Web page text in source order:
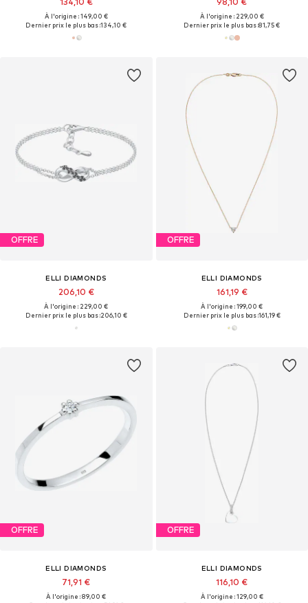
À l'origine : 149,00 €
Dernier prix le plus bas :134,10 €
À l'origine : 229,00 €
Dernier prix le plus bas :81,75 €
OFFRE
ELLI DIAMONDS
206,10 €
À l'origine : 229,00 €
Dernier prix le plus bas :206,10 €
OFFRE
ELLI DIAMONDS
161,19 €
À l'origine : 199,00 €
Dernier prix le plus bas :161,19 €
OFFRE
ELLI DIAMONDS
71,91 €
À l'origine : 89,00 €
OFFRE
ELLI DIAMONDS
116,10 €
À l'origine : 129,00 €